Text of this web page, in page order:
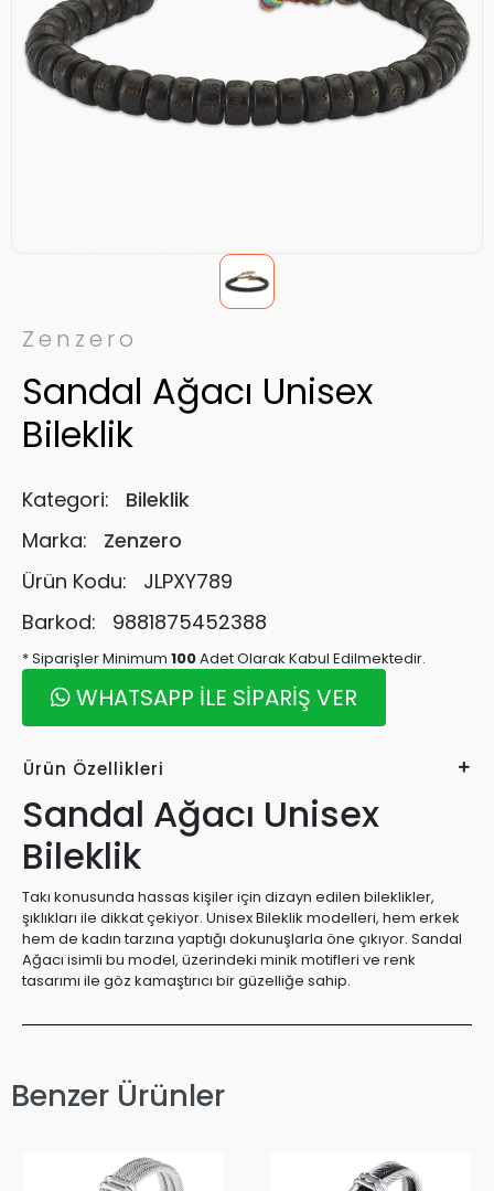
Zenzero
Sandal Ağacı Unisex
Bileklik
Kategori:
Bileklik
Marka:
Zenzero
Ürün Kodu:
JLPXY789
Barkod:
9881875452388
* Siparişler Minimum 100Adet Olarak Kabul Edilmektedir.
WHATSAPP İLE SİPARİŞ VER
Ürün Özellikleri
Sandal Ağacı Unisex
Bileklik
Takı konusunda hassas kişiler için dizayn edilen bileklikler,
şıklıkları ile dikkat çekiyor. Unisex Bileklik modelleri, hem erkek
hem de kadın tarzına yaptığı dokunuşlarla öne çıkıyor. Sandal
Ağacı isimli bu model, üzerindeki minik motifleri ve renk
tasarımı ile göz kamaştırıcı bir güzelliğe sahip.
Benzer Ürünler